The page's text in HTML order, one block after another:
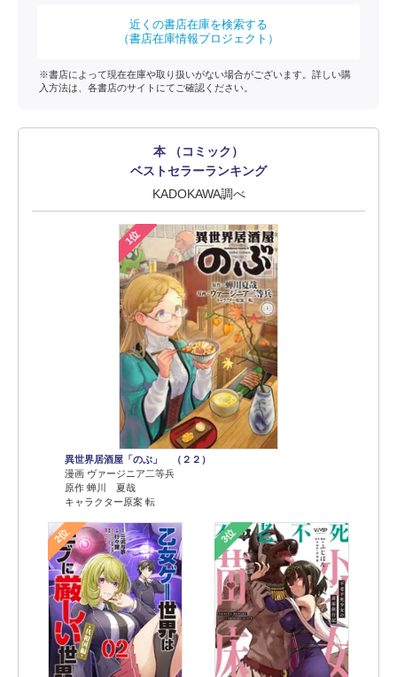
近くの書店在庫を検索する
（書店在庫情報プロジェクト）
※書店によって現在在庫や取り扱いがない場合がございます。詳しい購
入方法は、各書店のサイトにてご確認ください。
本 （コミック）
ベストセラーランキング
KADOKAWA調べ
1位
異世界居酒屋「のぶ」 （２２）
漫画 ヴァージニア二等兵
原作 蝉川 夏哉
キャラクター原案 転
2位 3位